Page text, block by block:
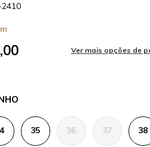
35 36 37 38